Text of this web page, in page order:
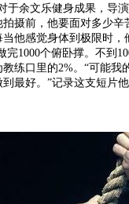
于余文乐健身成果，导
摄前，他要面对多少
他感觉身体到极限时
完1000个俯卧撑。不到
练口里的2%。“可能我
最好。”记录这支短片